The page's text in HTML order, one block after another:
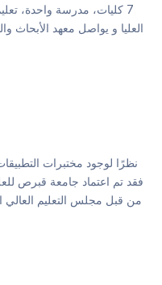
7 كليات، مدرسة واحدة،
العليا و يواصل معهد الأبحاث
نظرًا لوجود مختبرات